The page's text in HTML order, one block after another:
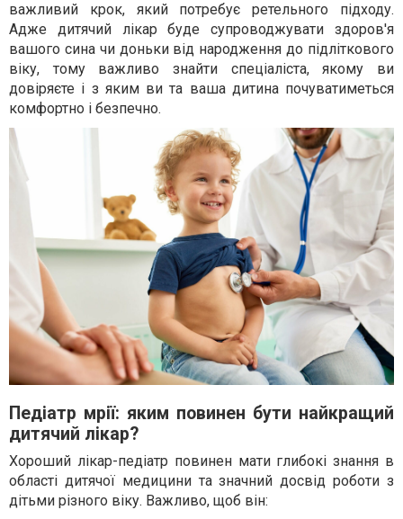
важливий крок, який потребує ретельного підходу.
Адже дитячий лікар буде супроводжувати здоров'я
вашого сина чи доньки від народження до підліткового
віку, тому важливо знайти спеціаліста, якому ви
довіряєте і з яким ви та ваша дитина почуватиметься
комфортно і безпечно.
Педіатр мрії: яким повинен бути найкращий
дитячий лікар?
Хороший лікар-педіатр повинен мати глибокі знання в
області дитячої медицини та значний досвід роботи з
дітьми різного віку. Важливо, щоб він: